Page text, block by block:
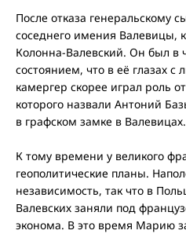
После отказа генеральскому
соседнего имения Валевицы,
Колонна-Валевский. Он был
состоянием, что в её глазах с
камергер скорее играл роль
которого назвали Антоний
в графском замке в Валевицах.
К тому времени у великого
геополитические планы.
независимость, так что в
Валевских заняли под
эконома. В это время Марию